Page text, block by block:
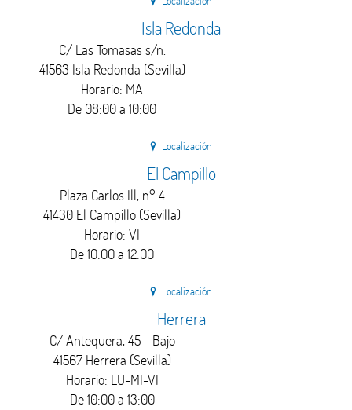
Isla Redonda
C/ Las Tomasas s/n.
41563 Isla Redonda (Sevilla)
Horario: MA
De 08:00 a 10:00
Localización
El Campillo
Plaza Carlos Ill, n° 4
41430 El Campillo (Sevilla)
Horario: VI
De 10:00 a 12:00
Localización
Herrera
C/ Antequera, 45 - Bajo
41567 Herrera (Sevilla)
Horario: LU-MI-VI
De 10:00 a 13:00